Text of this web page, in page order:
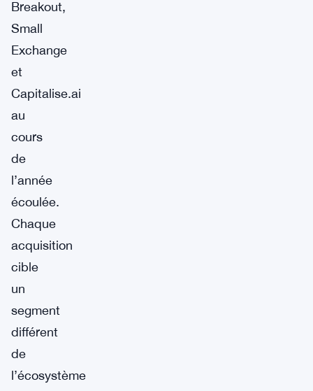
Breakout,
Small
Exchange
et
Capitalise.ai
au
cours
de
l’année
écoulée.
Chaque
acquisition
cible
un
segment
différent
de
l’écosystème